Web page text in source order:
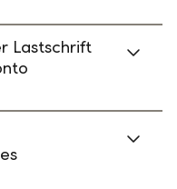
Lastschrift